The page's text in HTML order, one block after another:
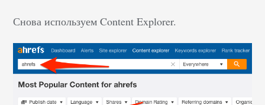
Снова используем Content Explorer.